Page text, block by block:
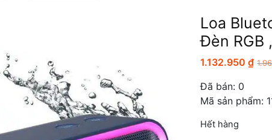
Loa
Đèn RGB
1.132.950₫
Đã bán: 0
Mã sản phẩm:
Hết hàng